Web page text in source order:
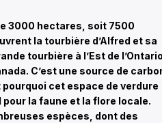
3000 hectares, soit 7500
la tourbière d’Alfred et sa
tourbière à l’Est de
C’est une source de
pourquoi cet espace de verdure
la faune et la flore locale.
espèces, dont des